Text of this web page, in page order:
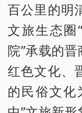
百公里的明
文旅生态圈
院”承载的
红色文化、
的民俗文化